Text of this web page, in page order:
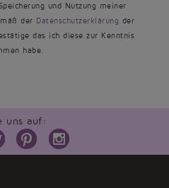
und Nutzung meiner
der Datenschutzerklärung der
das ich diese zur Kenntnis
habe.
uns auf: